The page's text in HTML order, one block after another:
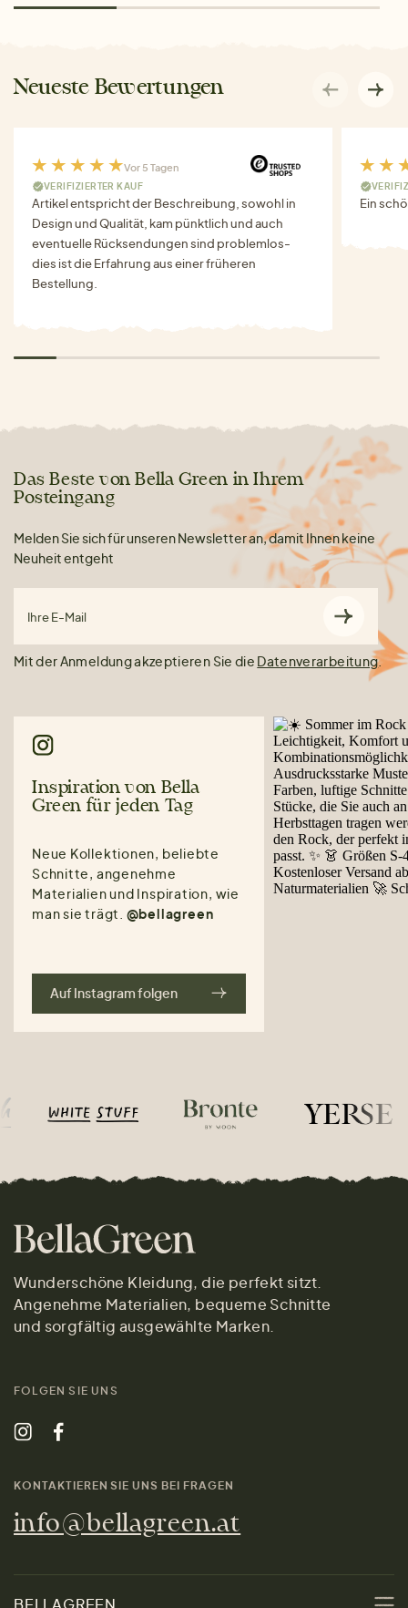
Neueste Bewertungen
Vor 5 Tagen
VERIFIZIERTER KAUF
Artikel entspricht der Beschreibung, sowohl in
Design und Qualität, kam pünktlich und auch
eventuelle Rücksendungen sind problemlos-
dies ist die Erfahrung aus einer früheren
Bestellung.
Ein
Das Beste von Bella Green in Ihrem
Posteingang
Melden Sie sich für unseren Newsletter an, damit Ihnen keine
Neuheit entgeht
Ihre E-Mail
Mit der Anmeldung akzeptieren Sie die Datenverarbeitung.
Inspiration von Bella
Green für jeden Tag
Neue Kollektionen, beliebte
Schnitte, angenehme
Materialien und Inspiration, wie
man sie trägt. @bellagreen
Auf Instagram folgen
Wunderschöne Kleidung, die perfekt sitzt.
Angenehme Materialien, bequeme Schnitte
und sorgfältig ausgewählte Marken.
FOLGEN SIE UNS
KONTAKTIEREN SIE UNS BEI FRAGEN
info@bellagreen.at
BELLAGREEN